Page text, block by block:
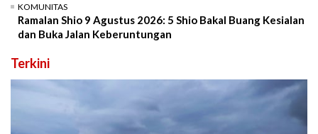
KOMUNITAS
Ramalan Shio 9 Agustus 2026: 5 Shio Bakal Buang Kesialan
dan Buka Jalan Keberuntungan
Terkini